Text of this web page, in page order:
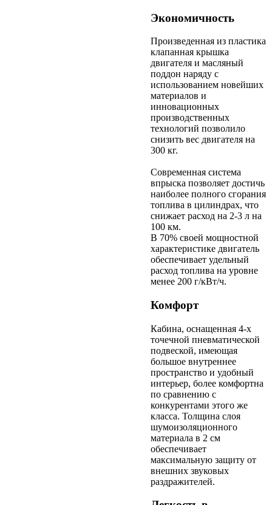
Экономичность
Произведенная из пластика
клапанная крышка
двигателя и масляный
поддон наряду с
использованием новейших
материалов и
инновационных
производственных
технологий позволило
снизить вес двигателя на
300 кг.
Современная система
впрыска позволяет достичь
наиболее полного сгорания
топлива в цилиндрах, что
снижает расход на 2-3 л на
100 км.
В 70% своей мощностной
характеристике двигатель
обеспечивает удельный
расход топлива на уровне
менее 200 г/кВт/ч.
Комфорт
Кабина, оснащенная 4-х
точечной пневматической
подвеской, имеющая
большое внутреннее
пространство и удобный
интерьер, более комфортна
по сравнению с
конкурентами этого же
класса. Толщина слоя
шумоизоляционного
материала в 2 см
обеспечивает
максимальную защиту от
внешних звуковых
раздражителей.